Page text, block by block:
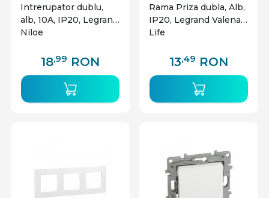
Intrerupator dublu,
alb, 10A, IP20, Legrand
Niloe
18,99 RON
Rama Priza dubla, Alb,
IP20, Legrand Valena
Life
13,49 RON